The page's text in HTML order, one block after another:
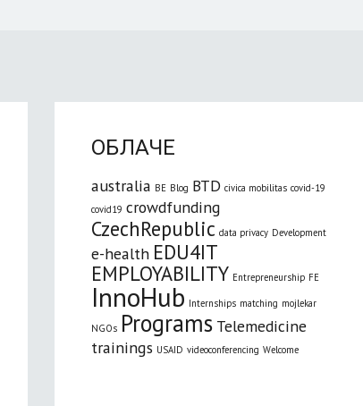
ОБЛАЧЕ
australia BE Blog BTD civica mobilitas covid-19
covid19 crowdfunding
CzechRepublic data privacy Development
e-health EDU4IT
EMPLOYABILITY Entrepreneurship FE
InnoHub Internships matching mojlekar
NGOs Programs Telemedicine
trainings USAID videoconferencing Welcome